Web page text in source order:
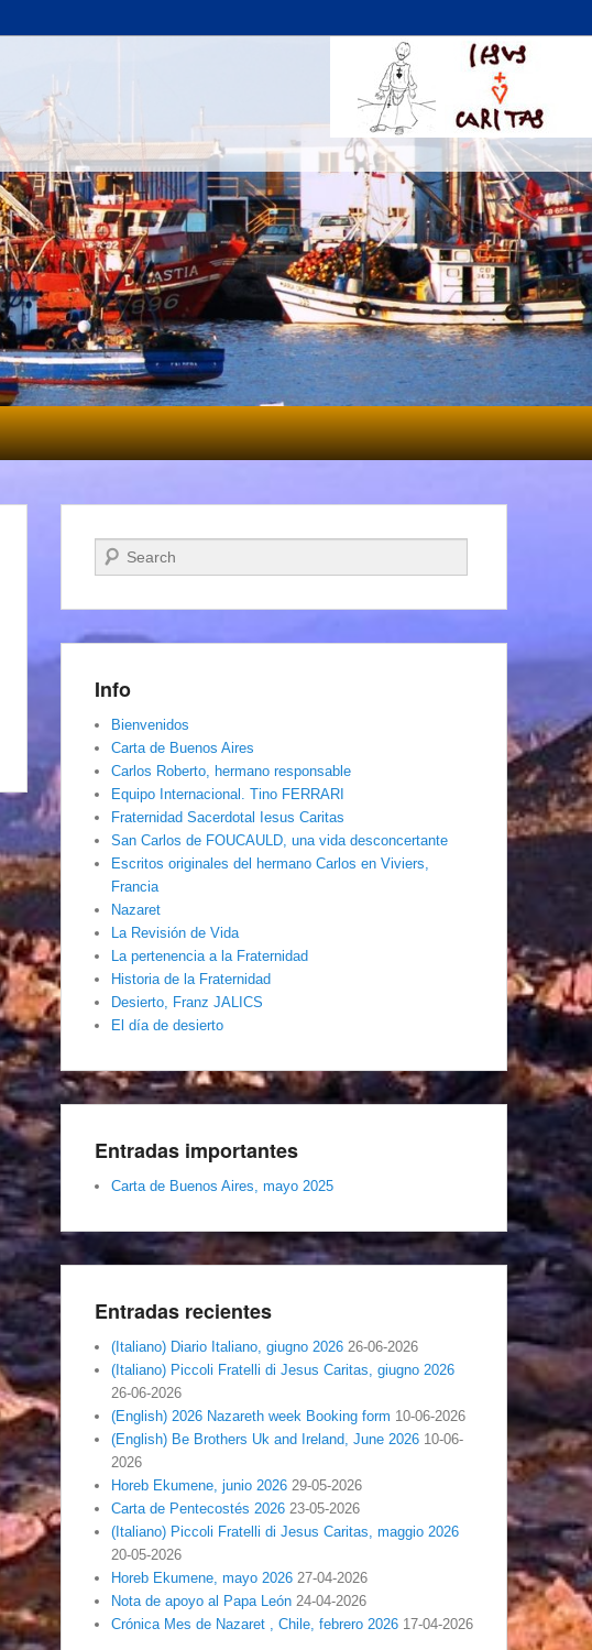
Buscar
Info
Bienvenidos
Carta de Buenos Aires
Carlos Roberto, hermano responsable
Equipo Internacional. Tino FERRARI
Fraternidad Sacerdotal Iesus Caritas
San Carlos de FOUCAULD, una vida desconcertante
Escritos originales del hermano Carlos en Viviers,
Francia
Nazaret
La Revisión de Vida
La pertenencia a la Fraternidad
Historia de la Fraternidad
Desierto, Franz JALICS
El día de desierto
Entradas importantes
Carta de Buenos Aires, mayo 2025
Entradas recientes
(Italiano) Diario Italiano, giugno 2026 26-06-2026
(Italiano) Piccoli Fratelli di Jesus Caritas, giugno 2026
26-06-2026
(English) 2026 Nazareth week Booking form 10-06-2026
(English) Be Brothers Uk and Ireland, June 2026 10-06-
2026
Horeb Ekumene, junio 2026 29-05-2026
Carta de Pentecostés 2026 23-05-2026
(Italiano) Piccoli Fratelli di Jesus Caritas, maggio 2026
20-05-2026
Horeb Ekumene, mayo 2026 27-04-2026
Nota de apoyo al Papa León 24-04-2026
Crónica Mes de Nazaret , Chile, febrero 2026 17-04-2026